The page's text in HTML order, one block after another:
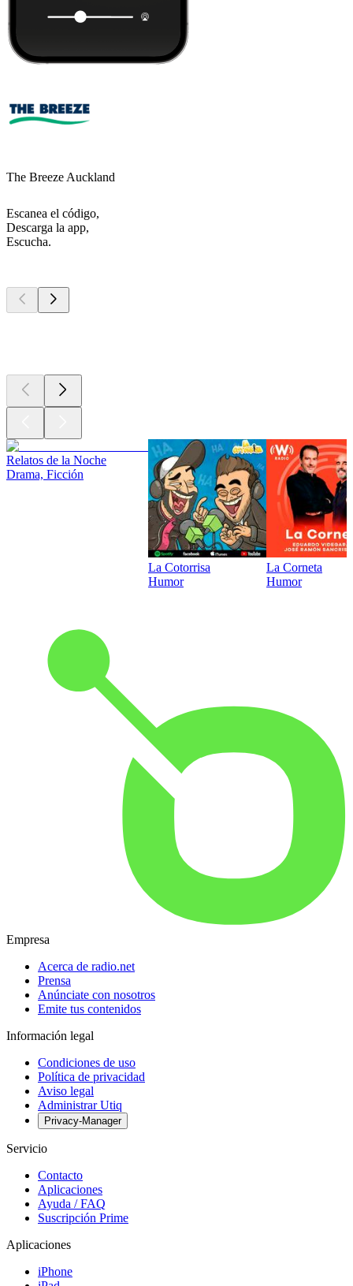
The Breeze Auckland
Escanea el código,
Descarga la app,
Escucha.
Relatos de la Noche
Drama, Ficción
La Cotorrisa
Humor
La Corneta
Humor
Empresa
Acerca de radio.net
Prensa
Anúnciate con nosotros
Emite tus contenidos
Información legal
Condiciones de uso
Política de privacidad
Aviso legal
Administrar Utiq
Privacy-Manager
Servicio
Contacto
Aplicaciones
Ayuda / FAQ
Suscripción Prime
Aplicaciones
iPhone